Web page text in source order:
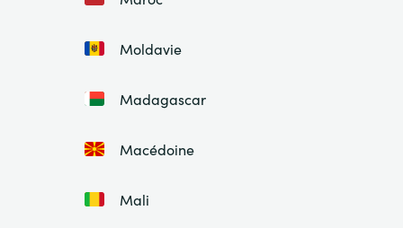
Moldavie
Madagascar
Macédoine
Mali